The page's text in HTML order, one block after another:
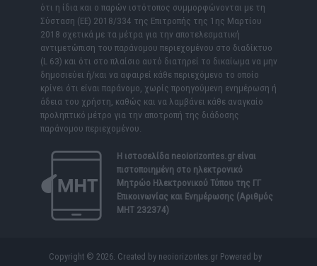
ότι η ίδια και ο παρών ιστότοπος συμμορφώνονται με τη
Σύσταση (ΕΕ) 2018/334 της Επιτροπής της 1ης Μαρτίου
2018 σχετικά με τα μέτρα για την αποτελεσματική
αντιμετώπιση του παράνομου περιεχομένου στο διαδίκτυο
(L 63) και ότι στο πλαίσιο αυτό διατηρεί το δικαίωμα να μην
δημοσιεύει ή/και να αφαιρεί κάθε περιεχόμενο το οποίο
κρίνει ότι είναι παράνομο, χωρίς προηγούμενη ενημέρωση ή
άδεια του χρήστη, καθώς και να λαμβάνει κάθε αναγκαίο
προληπτικό μέτρο για την αποτροπή της διάδοσης
παράνομου περιεχομένου.
Η ιστοσελίδα neoiorizontes.grείναι
πιστοποιημένη στο ηλεκτρονικό
Μητρώο Ηλεκτρονικού Τύπου της ΓΓ
Επικοινωνίας και Ενημέρωσης (Αριθμός
ΜΗΤ 232374)
Copyright © 2026. Created by neoiorizontes.gr Powered by